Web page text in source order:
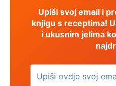
Upiši svoj email i
knjigu s receptima!
i ukusnim jelima